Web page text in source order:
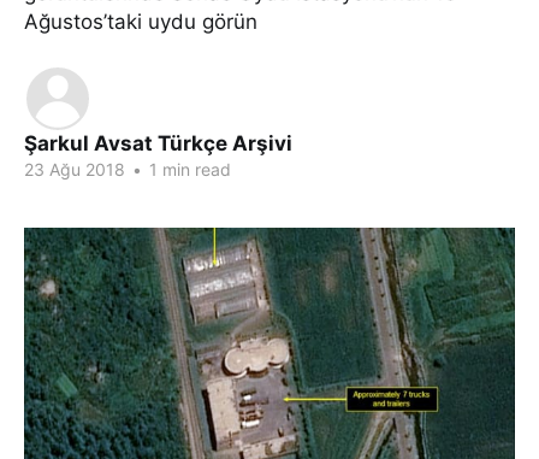
Ağustos’taki uydu görün
Şarkul Avsat Türkçe Arşivi
23 Ağu 2018 • 1 min read